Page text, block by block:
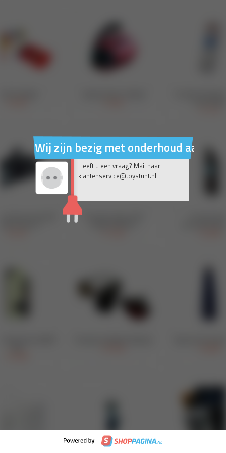
Wij zijn bezig met onderhoud aan
Heeft u een vraag? Mail naar
klantenservice@toystunt.nl